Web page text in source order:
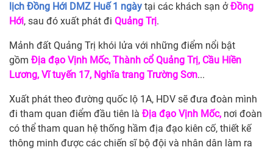
lịch Đồng Hới DMZ Huế 1 ngày tại các khách sạn ởĐồng
Hới, sau đó xuất phát đi Quảng Trị.
Mảnh đất Quảng Trị khói lửa với những điểm nổi bật
gồm Địa đạo Vịnh Mốc, Thành cổ Quảng Trị, Cầu Hiền
Lương, Vĩ tuyến 17, Nghĩa trang Trường Sơn...
Xuất phát theo đường quốc lộ 1A, HDV sẽ đưa đoàn mình
đi tham quan điểm đầu tiên là Địa đạo Vịnh Mốc, nơi đoàn
có thể tham quan hệ thống hầm địa đạo kiên cố, thiết kế
thông minh được các chiến sĩ bộ đội và nhân dân làm ra